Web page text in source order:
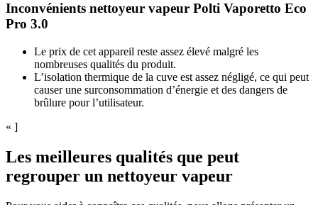
Inconvénients nettoyeur vapeur Polti Vaporetto Eco
Pro 3.0
Le prix de cet appareil reste assez élevé malgré les
nombreuses qualités du produit.
L’isolation thermique de la cuve est assez négligé, ce qui peut
causer une surconsommation d’énergie et des dangers de
brûlure pour l’utilisateur.
« ]
Les meilleures qualités que peut
regrouper un nettoyeur vapeur